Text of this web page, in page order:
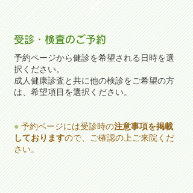
２
受診・検査のご予約
予約ページから健診を希望される日時を選
択ください。
成人健康診査と共に他の検診をご希望の方
は、希望項目を選択ください。
●予約ページには受診時の注意事項を掲載
しておりますので、ご確認の上ご来院くだ
さい。